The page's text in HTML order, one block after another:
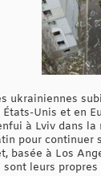
ukrainiennes
Unis et en
à Lviv dans
pour
basée à Los
leurs